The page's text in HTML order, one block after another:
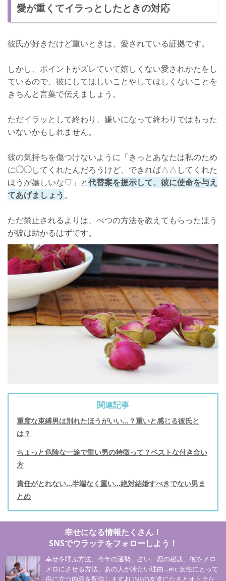
愛が重くてイラっとしたときの対応
彼氏が好きだけど重いときは、愛されている証拠です。
しかし、ポイントがズレていて嬉しくない愛されかたをし
ているので、彼にしてほしいことやしてほしくないことを
きちんと言葉で伝えましょう。
ただイラッとして終わり、嫌いになって終わりではもった
いないかもしれません。
彼の気持ちを傷つけないように「きっとあなたは私のため
に◯◯してくれたんだろうけど、できれば△△してくれた
ほうが嬉しいな♡」と代替案を提示して、彼に使命を与え
てあげましょう。
ただ禁止されるよりは、べつの方法を教えてもらったほう
が彼は助かるはずです。
関連記事
重度な束縛男は別れたほうがいい…？重いと感じる彼氏と
は？
ちょっと危険な一途で重い男の特徴って？ベストな付き合い
方
責任がとれない...半端なく重い...絶対結婚すべきでない男ま
とめ
幸せになる情報たくさん！
SNSでウラッテをフォローしよう！
幸せを呼ぶ方法、今年の運勢、占い、恋の秘訣、彼をメロ
メロにさせる方法、あの人が冷たい理由…etc 女性にとって
役に立つ内容を配信します♪LINEの友達になるとオトクな